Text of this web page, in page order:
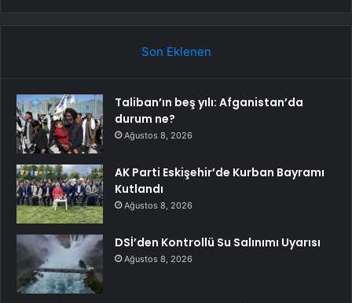
Son Eklenen
Taliban’ın beş yılı: Afganistan’da
durum ne?
Ağustos 8, 2026
AK Parti Eskişehir’de Kurban Bayramı
Kutlandı
Ağustos 8, 2026
DSİ’den Kontrollü Su Salınımı Uyarısı
Ağustos 8, 2026